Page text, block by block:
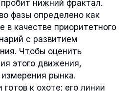
нижний фрактал.
фазы определено как
качестве приоритетного
с развитием
Чтобы оценить
этого движения,
рынка.
к охоте: его линии